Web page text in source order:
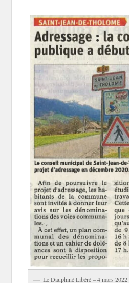
Le Dauphiné Libéré – 4 mars 2022